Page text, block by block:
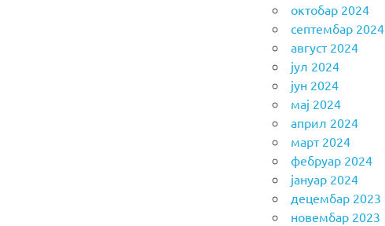
октобар 2024
септембар 2024
август 2024
јул 2024
јун 2024
мај 2024
април 2024
март 2024
фебруар 2024
јануар 2024
децембар 2023
новембар 2023